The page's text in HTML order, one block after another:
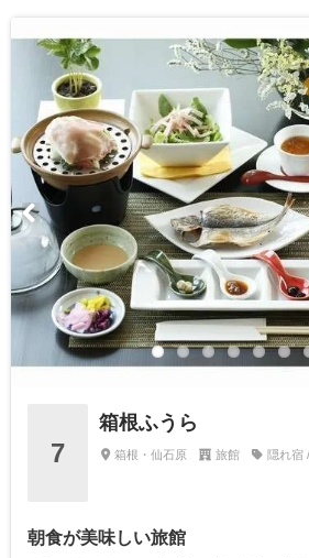
7
箱根ふうら
箱根・仙石原 旅館 隠れ宿
朝食が美味しい旅館